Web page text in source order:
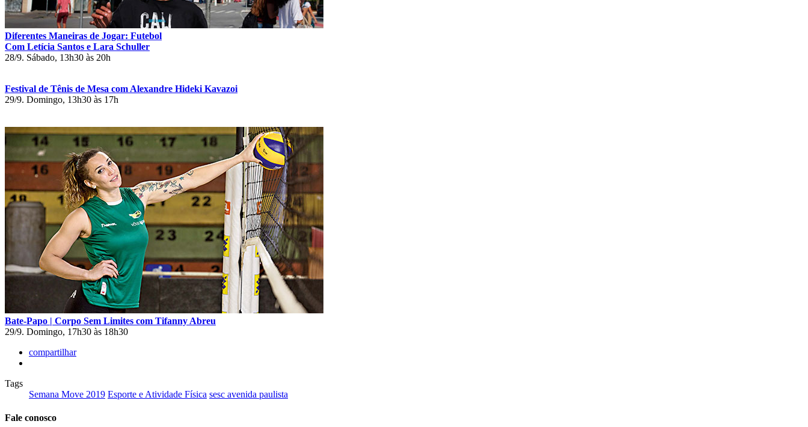
Diferentes Maneiras de Jogar: Futebol
Com Letícia Santos e Lara Schuller
28/9. Sábado, 13h30 às 20h
Festival de Tênis de Mesa com Alexandre Hideki Kavazoi
29/9. Domingo, 13h30 às 17h
Bate-Papo | Corpo Sem Limites com Tifanny Abreu
29/9. Domingo, 17h30 às 18h30
compartilhar
Tags
Semana Move 2019 Esporte e Atividade Física sesc avenida paulista
Fale conosco